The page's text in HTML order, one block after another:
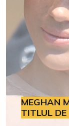
MEGHAN
TITLUL